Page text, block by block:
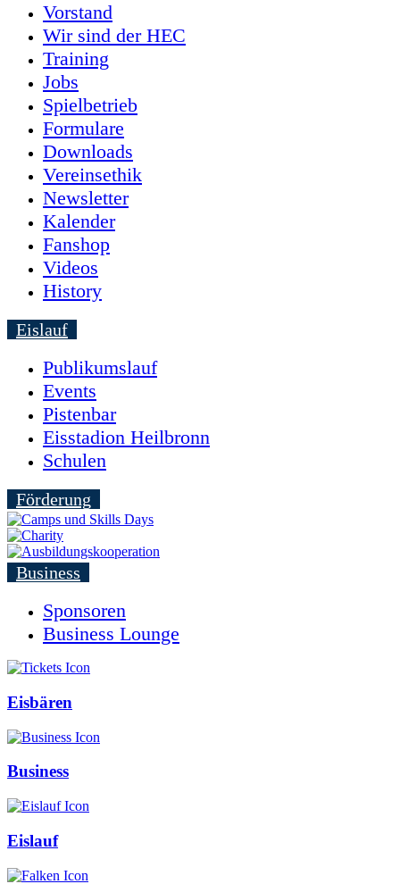
Vorstand
Wir sind der HEC
Training
Jobs
Spielbetrieb
Formulare
Downloads
Vereinsethik
Newsletter
Kalender
Fanshop
Videos
History
Eislauf
Publikumslauf
Events
Pistenbar
Eisstadion Heilbronn
Schulen
Förderung
Business
Sponsoren
Business Lounge
Eisbären
Business
Eislauf